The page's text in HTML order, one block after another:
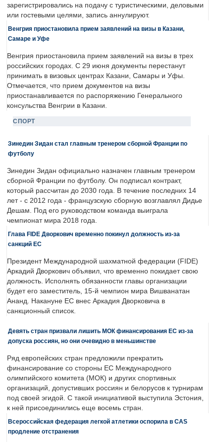
зарегистрировались на подачу с туристическими, деловыми
или гостевыми целями, запись аннулируют.
Венгрия приостановила прием заявлений на визы в Казани,
Самаре и Уфе
Венгрия приостановила прием заявлений на визы в трех
российских городах. С 29 июня документы перестанут
принимать в визовых центрах Казани, Самары и Уфы.
Отмечается, что прием документов на визы
приостанавливается по распоряжению Генерального
консульства Венгрии в Казани.
СПОРТ
Зинедин Зидан стал главным тренером сборной Франции по
футболу
Зинедин Зидан официально назначен главным тренером
сборной Франции по футболу. Он подписал контракт,
который рассчитан до 2030 года. В течение последних 14
лет - с 2012 года - французскую сборную возглавлял Дидье
Дешам. Под его руководством команда выиграла
чемпионат мира 2018 года.
Глава FIDE Дворкович временно покинул должность из-за
санкций ЕС
Президент Международной шахматной федерации (FIDE)
Аркадий Дворкович объявил, что временно покидает свою
должность. Исполнять обязанности главы организации
будет его заместитель, 15-й чемпион мира Вишванатан
Ананд. Накануне ЕС внес Аркадия Дворковича в
санкционный список.
Девять стран призвали лишить МОК финансирования ЕС из-за
допуска россиян, но они очевидно в меньшинстве
Ряд европейских стран предложили прекратить
финансирование со стороны ЕС Международного
олимпийского комитета (МОК) и других спортивных
организаций, допустивших россиян и белорусов к турнирам
под своей эгидой. С такой инициативой выступила Эстония,
к ней присоединились еще восемь стран.
Всероссийская федерация легкой атлетики оспорила в CAS
продление отстранения